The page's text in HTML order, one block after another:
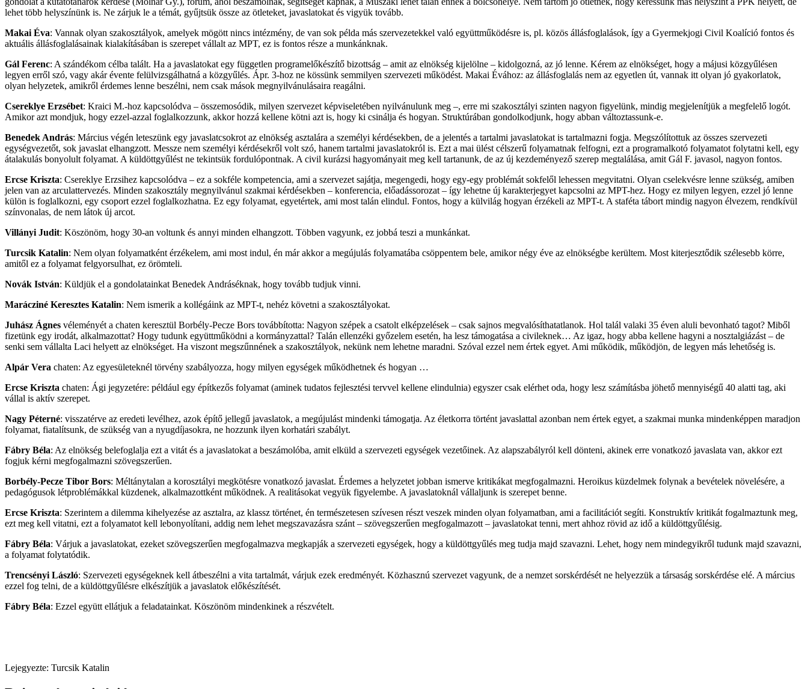
lehet több helyszínünk is. Ne zárjuk le a témát, gyűjtsük össze az ötleteket, javaslatokat és vigyük tovább.
Makai Éva: Vannak olyan szakosztályok, amelyek mögött nincs intézmény, de van sok példa más szervezetekkel való együttműködésre is, pl. közös állásfoglalások, így a Gyermekjogi Civil Koalíció fontos és
aktuális állásfoglalásainak kialakításában is szerepet vállalt az MPT, ez is fontos része a munkánknak.
Gál Ferenc: A szándékom célba talált. Ha a javaslatokat egy független programelőkészítő bizottság – amit az elnökség kijelölne – kidolgozná, az jó lenne. Kérem az elnökséget, hogy a májusi közgyűlésen
legyen erről szó, vagy akár évente felülvizsgálhatná a közgyűlés. Ápr. 3-hoz ne kössünk semmilyen szervezeti működést. Makai Évához: az állásfoglalás nem az egyetlen út, vannak itt olyan jó gyakorlatok,
olyan helyzetek, amikről érdemes lenne beszélni, nem csak mások megnyilvánulásaira reagálni.
Csereklye Erzsébet: Kraici M.-hoz kapcsolódva – összemosódik, milyen szervezet képviseletében nyilvánulunk meg –, erre mi szakosztályi szinten nagyon figyelünk, mindig megjelenítjük a megfelelő logót.
Amikor azt mondjuk, hogy ezzel-azzal foglalkozzunk, akkor hozzá kellene kötni azt is, hogy ki csinálja és hogyan. Struktúrában gondolkodjunk, hogy abban változtassunk-e.
Benedek András: Március végén leteszünk egy javaslatcsokrot az elnökség asztalára a személyi kérdésekben, de a jelentés a tartalmi javaslatokat is tartalmazni fogja. Megszólítottuk az összes szervezeti
egységvezetőt, sok javaslat elhangzott. Messze nem személyi kérdésekről volt szó, hanem tartalmi javaslatokról is. Ezt a mai ülést célszerű folyamatnak felfogni, ezt a programalkotó folyamatot folytatni kell, egy
átalakulás bonyolult folyamat. A küldöttgyűlést ne tekintsük fordulópontnak. A civil kurázsi hagyományait meg kell tartanunk, de az új kezdeményező szerep megtalálása, amit Gál F. javasol, nagyon fontos.
Ercse Kriszta: Csereklye Erzsihez kapcsolódva – ez a sokféle kompetencia, ami a szervezet sajátja, megengedi, hogy egy-egy problémát sokfelől lehessen megvitatni. Olyan cselekvésre lenne szükség, amiben
jelen van az arculattervezés. Minden szakosztály megnyilvánul szakmai kérdésekben – konferencia, előadássorozat – így lehetne új karakterjegyet kapcsolni az MPT-hez. Hogy ez milyen legyen, ezzel jó lenne
külön is foglalkozni, egy csoport ezzel foglalkozhatna. Ez egy folyamat, egyetértek, ami most talán elindul. Fontos, hogy a külvilág hogyan érzékeli az MPT-t. A staféta tábort mindig nagyon élvezem, rendkívül
színvonalas, de nem látok új arcot.
Villányi Judit: Köszönöm, hogy 30-an voltunk és annyi minden elhangzott. Többen vagyunk, ez jobbá teszi a munkánkat.
Turcsik Katalin: Nem olyan folyamatként érzékelem, ami most indul, én már akkor a megújulás folyamatába csöppentem bele, amikor négy éve az elnökségbe kerültem. Most kiterjesztődik szélesebb körre,
amitől ez a folyamat felgyorsulhat, ez örömteli.
Novák István: Küldjük el a gondolatainkat Benedek Andráséknak, hogy tovább tudjuk vinni.
Marácziné Keresztes Katalin: Nem ismerik a kollégáink az MPT-t, nehéz követni a szakosztályokat.
Juhász Ágnes véleményét a chaten keresztül Borbély-Pecze Bors továbbította: Nagyon szépek a csatolt elképzelések – csak sajnos megvalósíthatatlanok. Hol talál valaki 35 éven aluli bevonható tagot? Miből
fizetünk egy irodát, alkalmazottat? Hogy tudunk együttműködni a kormányzattal? Talán ellenzéki győzelem esetén, ha lesz támogatása a civileknek… Az igaz, hogy abba kellene hagyni a nosztalgiázást – de
senki sem vállalta Laci helyett az elnökséget. Ha viszont megszűnnének a szakosztályok, nekünk nem lehetne maradni. Szóval ezzel nem értek egyet. Ami működik, működjön, de legyen más lehetőség is.
Alpár Vera chaten: Az egyesületeknél törvény szabályozza, hogy milyen egységek működhetnek és hogyan …
Ercse Kriszta chaten: Ági jegyzetére: például egy építkezős folyamat (aminek tudatos fejlesztési tervvel kellene elindulnia) egyszer csak elérhet oda, hogy lesz számításba jöhető mennyiségű 40 alatti tag, aki
vállal is aktív szerepet.
Nagy Péterné: visszatérve az eredeti levélhez, azok építő jellegű javaslatok, a megújulást mindenki támogatja. Az életkorra történt javaslattal azonban nem értek egyet, a szakmai munka mindenképpen maradjon
folyamat, fiatalítsunk, de szükség van a nyugdíjasokra, ne hozzunk ilyen korhatári szabályt.
Fábry Béla: Az elnökség belefoglalja ezt a vitát és a javaslatokat a beszámolóba, amit elküld a szervezeti egységek vezetőinek. Az alapszabályról kell dönteni, akinek erre vonatkozó javaslata van, akkor ezt
fogjuk kérni megfogalmazni szövegszerűen.
Borbély-Pecze Tibor Bors: Méltánytalan a korosztályi megkötésre vonatkozó javaslat. Érdemes a helyzetet jobban ismerve kritikákat megfogalmazni. Heroikus küzdelmek folynak a bevételek növelésére, a
pedagógusok létproblémákkal küzdenek, alkalmazottként működnek. A realitásokat vegyük figyelembe. A javaslatoknál vállaljunk is szerepet benne.
Ercse Kriszta: Szerintem a dilemma kihelyezése az asztalra, az klassz történet, én természetesen szívesen részt veszek minden olyan folyamatban, ami a facilitációt segíti. Konstruktív kritikát fogalmaztunk meg,
ezt meg kell vitatni, ezt a folyamatot kell lebonyolítani, addig nem lehet megszavazásra szánt – szövegszerűen megfogalmazott – javaslatokat tenni, mert ahhoz rövid az idő a küldöttgyűlésig.
Fábry Béla: Várjuk a javaslatokat, ezeket szövegszerűen megfogalmazva megkapják a szervezeti egységek, hogy a küldöttgyűlés meg tudja majd szavazni. Lehet, hogy nem mindegyikről tudunk majd szavazni,
a folyamat folytatódik.
Trencsényi László: Szervezeti egységeknek kell átbeszélni a vita tartalmát, várjuk ezek eredményét. Közhasznú szervezet vagyunk, de a nemzet sorskérdését ne helyezzük a társaság sorskérdése elé. A március
ezzel fog telni, de a küldöttgyűlésre elkészítjük a javaslatok előkészítését.
Fábry Béla: Ezzel együtt ellátjuk a feladatainkat. Köszönöm mindenkinek a részvételt.
Lejegyezte: Turcsik Katalin